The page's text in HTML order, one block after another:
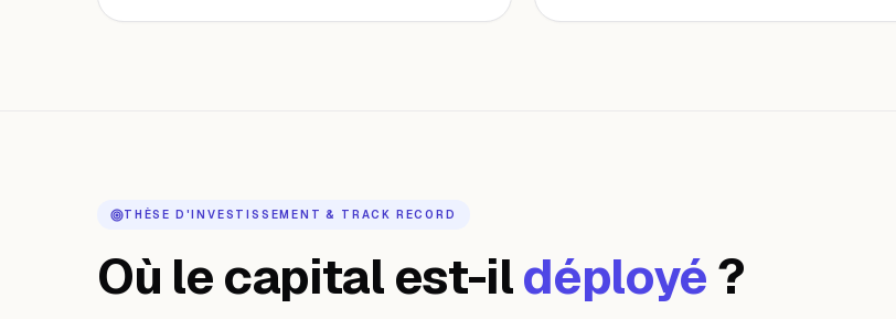
THÈSE D'INVESTISSEMENT & TRACK RECORD
Où le capital est-ildéployé?